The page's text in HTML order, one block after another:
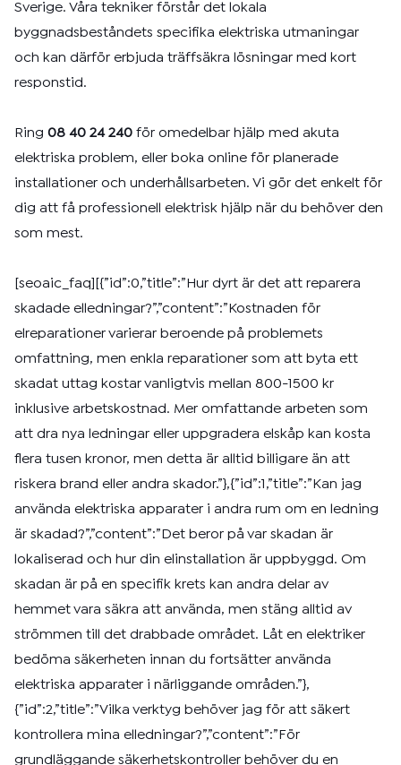
Sverige. Våra tekniker förstår det lokala
byggnadsbeståndets specifika elektriska utmaningar
och kan därför erbjuda träffsäkra lösningar med kort
responstid.
Ring 08 40 24 240 för omedelbar hjälp med akuta
elektriska problem, eller boka online för planerade
installationer och underhållsarbeten. Vi gör det enkelt för
dig att få professionell elektrisk hjälp när du behöver den
som mest.
[seoaic_faq][{”id”:0,”title”:”Hur dyrt är det att reparera
skadade elledningar?”,”content”:”Kostnaden för
elreparationer varierar beroende på problemets
omfattning, men enkla reparationer som att byta ett
skadat uttag kostar vanligtvis mellan 800-1500 kr
inklusive arbetskostnad. Mer omfattande arbeten som
att dra nya ledningar eller uppgradera elskåp kan kosta
flera tusen kronor, men detta är alltid billigare än att
riskera brand eller andra skador.”},{”id”:1,”title”:”Kan jag
använda elektriska apparater i andra rum om en ledning
är skadad?”,”content”:”Det beror på var skadan är
lokaliserad och hur din elinstallation är uppbyggd. Om
skadan är på en specifik krets kan andra delar av
hemmet vara säkra att använda, men stäng alltid av
strömmen till det drabbade området. Låt en elektriker
bedöma säkerheten innan du fortsätter använda
elektriska apparater i närliggande områden.”},
{”id”:2,”title”:”Vilka verktyg behöver jag för att säkert
kontrollera mina elledningar?”,”content”:”För
grundläggande säkerhetskontroller behöver du en